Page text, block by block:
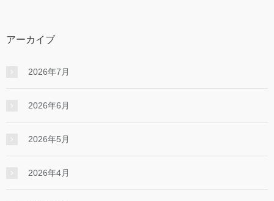
アーカイブ
2026年7月
2026年6月
2026年5月
2026年4月